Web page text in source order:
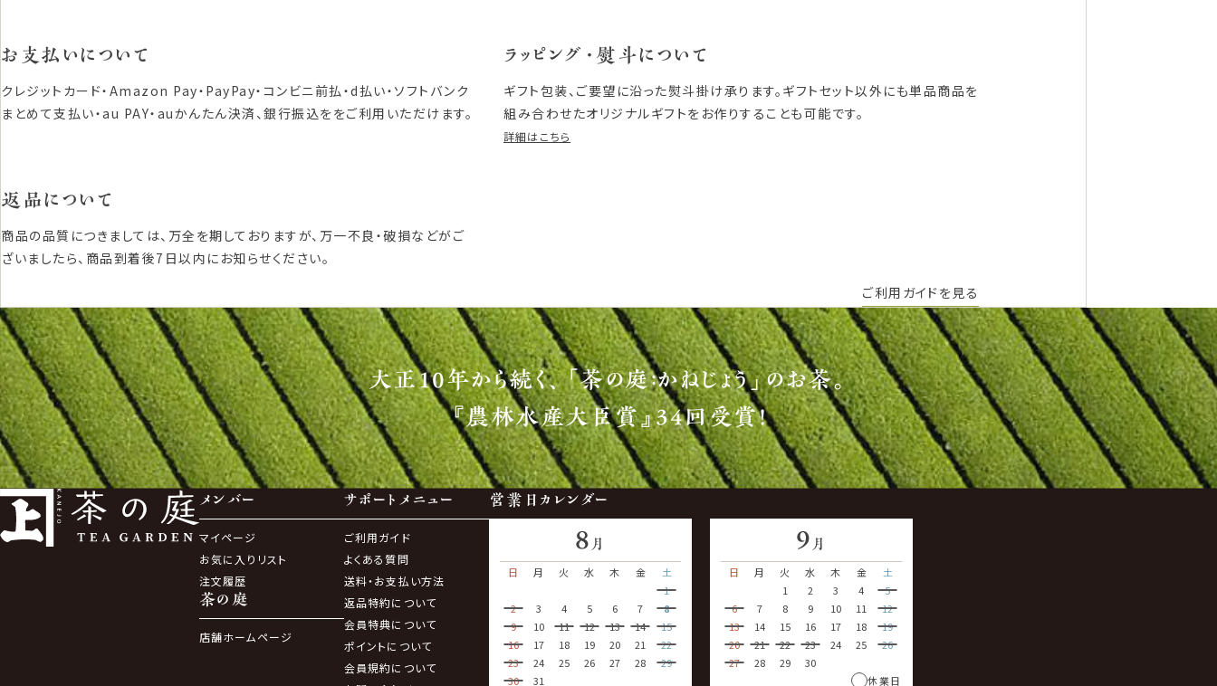
お支払いについて
クレジットカード・Amazon Pay・PayPay・コンビニ前払・d払い・ソフトバンク
まとめて支払い・au PAY・auかんたん決済、銀行振込ををご利用いただけます。
ラッピング・熨斗について
ギフト包装、ご要望に沿った熨斗掛け承ります。ギフトセット以外にも単品商品を
組み合わせたオリジナルギフトをお作りすることも可能です。
詳細はこちら
返品について
商品の品質につきましては、万全を期しておりますが、万一不良・破損などがご
ざいましたら、商品到着後7日以内にお知らせください。
ご利用ガイドを見る
大正10年から続く、「茶の庭：かねじょう」のお茶。
『農林水産大臣賞』34回受賞！
メンバー
マイページ
お気に入りリスト
注文履歴
茶の庭
店舗ホームページ
サポートメニュー
ご利用ガイド
よくある質問
送料・お支払い方法
返品特約について
会員特典について
ポイントについて
会員規約について
営業日カレンダー
8 月
日
月 火 水 木 金
土
1
2
3 4 5 6 7
8
9
10 11 12 13 14
15
16
17 18 19 20 21
22
23
24 25 26 27 28
29
30
31
9 月
日
月 火 水 木 金
土
1
2 3 4
5
6
7 8 9 10 11
12
13
14 15 16 17 18
19
20
21 22 23 24 25
26
27
28 29
30
休業日